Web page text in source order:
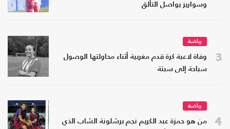
وسواريز يواصل التألق
3
رياضة
وفاة لاعبة كرة قدم مغربية أثناء محاولتها الوصول
سباحة إلى سبتة
4
رياضة
من هو حمزة عبد الكريم نجم برشلونة الشاب الذي